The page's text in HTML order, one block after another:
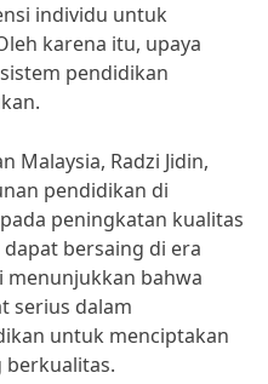
individu untuk
karena itu, upaya
pendidikan
Malaysia, Radzi Jidin,
pendidikan di
peningkatan kualitas
bersaing di era
menunjukkan bahwa
serius dalam
untuk menciptakan
berkualitas.